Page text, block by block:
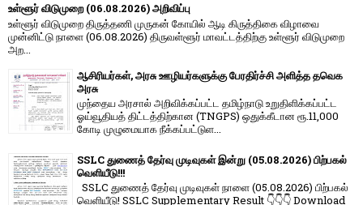
உள்ளூர் விடுமுறை (06.08.2026) அறிவிப்பு
உள்ளூர் விடுமுறை திருத்தணி முருகன் கோயில் ஆடி கிருத்திகை விழாவை
முன்னிட்டு நாளை (06.08.2026) திருவள்ளூர் மாவட்டத்திற்கு உள்ளூர் விடுமுறை
அற...
ஆசிரியர்கள், அரசு ஊழியர்களுக்கு பேரதிர்ச்சி அளித்த தவெக
அரசு
முந்தைய அரசால் அறிவிக்கப்பட்ட தமிழ்நாடு உறுதிளிக்கப்பட்ட
ஓய்வூதியத் திட்டத்திற்கான (TNGPS) ஒதுக்கீடான ரூ.11,000
கோடி முழுமையாக நீக்கப்பட்டுள...
SSLC துணைத் தேர்வு முடிவுகள் இன்று (05.08.2026) பிற்பகல்
வெளியீடு!!!
SSLC துணைத் தேர்வு முடிவுகள் நாளை (05.08.2026) பிற்பகல்
வெளியீடு! SSLC Supplementary Result 👇👇👇 Download